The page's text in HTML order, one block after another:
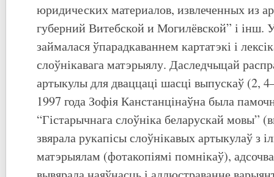
юридических материалов, извлеченных из
губерний Витебской и Могилёвской” і
займалася ўпарадкаваннем картатэкі і
слоўнікавага матэрыялу. Даследчыцай
артыкулы для дваццаці шасці выпускаў (2,
1997 года Зофія Канстанцінаўна была
“Гістарычнага слоўніка беларускай мовы”
звярала рукапісы слоўнікавых артыкулаў з
матэрыялам (фотакопіямі помнікаў),